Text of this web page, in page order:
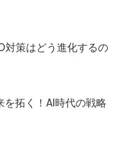
策はどう進化するの
拓く！AI時代の戦略